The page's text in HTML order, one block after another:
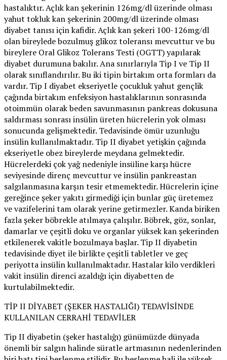
hastalıktır. Açlık kan şekerinin 126mg/dl üzerinde olması
yahut tokluk kan şekerinin 200mg/dl üzerinde olması
diyabet tanısı için kafidir. Açlık kan şekeri 100-126mg/dl
olan bireylede bozulmuş glikoz toleransı mevcuttur ve bu
bireylere Oral Glikoz Tolerans Testi (OGTT) yapılarak
diyabet durumuna bakılır. Ana sınırlarıyla Tip I ve Tip II
olarak sınıflandırılır. Bu iki tipin birtakım orta formları da
vardır. Tip I diyabet ekseriyetle çocukluk yahut gençlik
çağında birtakım enfeksiyon hastalıklarının sonrasında
otoimmün olarak beden savunmasının pankreas dokusuna
saldırması sonrası insülin üreten hücrelerin yok olması
sonucunda gelişmektedir. Tedavisinde ömür uzunluğu
insülin kullanılmaktadır. Tip II diyabet yetişkin çağında
ekseriyetle obez bireylerde meydana gelmektedir.
Hücrelerdeki çok yağ nedeniyle insüline karşı hücre
seviyesinde direnç mevcuttur ve insülin pankreastan
salgılanmasına karşın tesir etmemektedir. Hücrelerin içine
gereğince şeker yakıtı girmediği için bunlar güç üretemez
ve vazifelerini tam olarak yerine getirmezler. Kanda biriken
fazla şeker böbrekle atılmaya çalışılır. Böbrek, göz, sonlar,
damarlar ve çeşitli doku ve organlar yüksek kan şekerinden
etkilenerek vakitle bozulmaya başlar. Tip II diyabetin
tedavisinde diyet ile birlikte çeşitli tabletler ve geç
periyotta insülin kullanılmaktadır. Hastalar kilo verdikleri
vakit insülin direnci azaldığı için diyabetten de
kurtulabilmektedir.
TİP II DİYABET (ŞEKER HASTALIĞI) TEDAVİSİNDE
KULLANILAN CERRAHİ TEDAVİLER
Tip II diyabetin (şeker hastalığı) günümüzde dünyada
önemli bir salgın halinde süratle artmasının nedenlerinden